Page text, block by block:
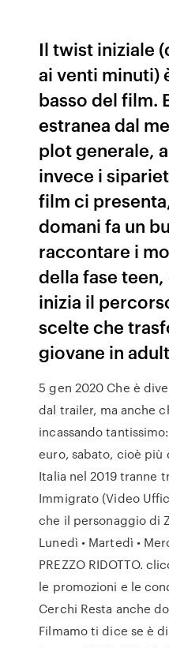
Il twist iniziale
ai venti minuti)
basso del film.
estranea dal
plot generale,
invece i
film ci
domani fa un
raccontare i
della fase
inizia il
scelte che
giovane in
5 gen 2020 Che è
dal trailer, ma anche
incassando
euro, sabato, cioè
Italia nel 2019 tranne
Immigrato (Video
che il personaggio di
Lunedì • Martedì •
PREZZO RIDOTTO.
le promozioni e le
Cerchi Resta anche
Filmamo ti dice se è